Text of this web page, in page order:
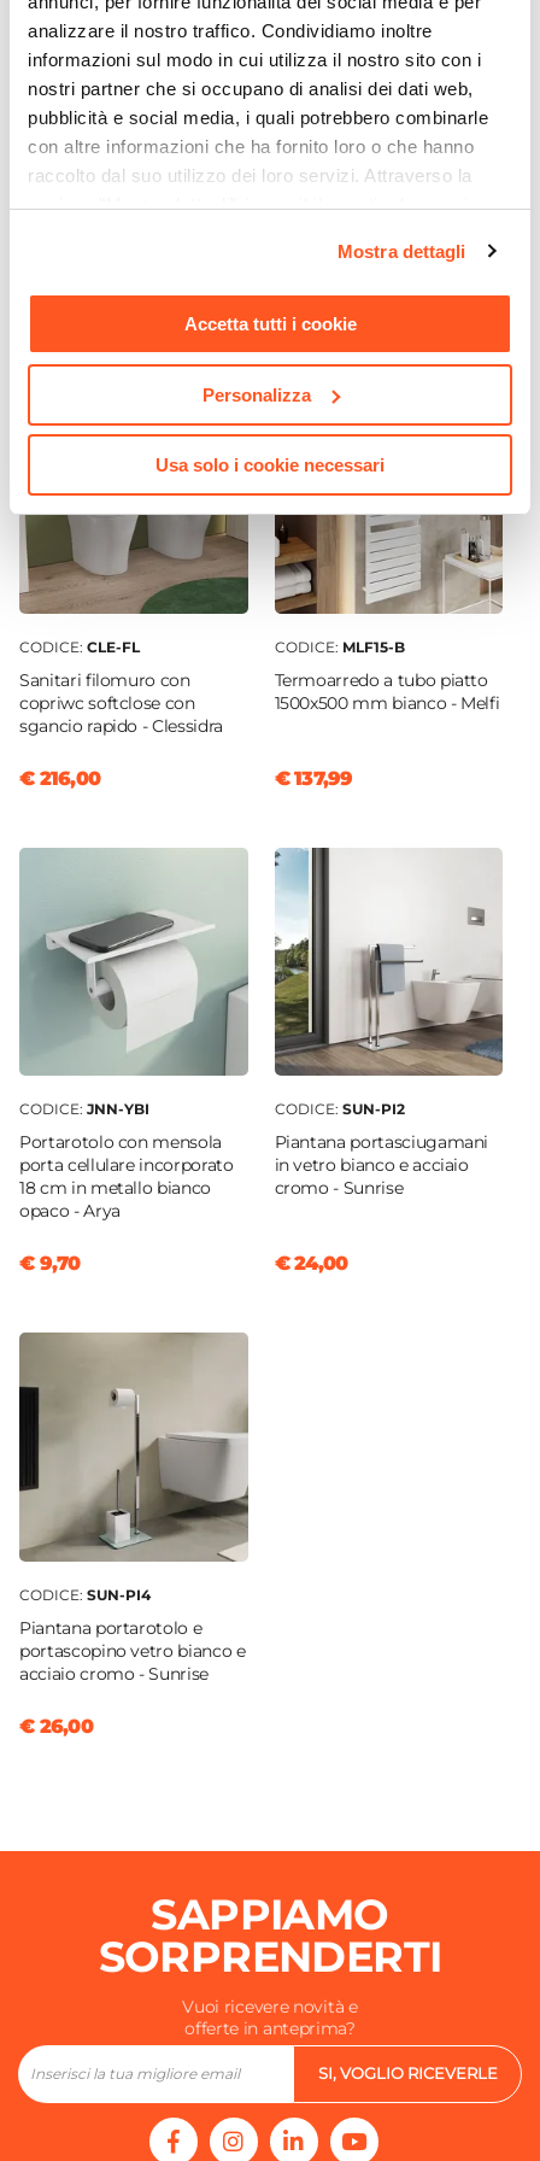
analizzare il nostro traffico. Condividiamo inoltre
informazioni sul modo in cui utilizza il nostro sito con i
nostri partner che si occupano di analisi dei dati web,
pubblicità e social media, i quali potrebbero combinarle
con altre informazioni che ha fornito loro o che hanno
raccolto dal suo utilizzo dei loro servizi. Attraverso la
sezione "Mostra dettagli" è possibile gestire le proprie
momento. Per maggiori informazioni si invita a leggere la
nostraCookie Policy.
Mostra dettagli
Accetta tutti i cookie
Personalizza
Usa solo i cookie necessari
CODICE:CO7602
Sgabello richiudibile Gedy
CODICE:ADMT
Colonna doccia completa di
deviatore saliscendi
squadrato acciaio
€ 132,00
CODICE: CLE-FL
Sanitari filomuro con
copriwc softclose con
sgancio rapido - Clessidra
€ 216,00
CODICE: MLF15-B
Termoarredo a tubo piatto
1500x500 mm bianco - Melfi
€ 137,99
CODICE: JNN-YBI
Portarotolo con mensola
porta cellulare incorporato
18 cm in metallo bianco
opaco - Arya
€ 9,70
CODICE: SUN-PI2
Piantana portasciugamani
in vetro bianco e acciaio
cromo - Sunrise
€ 24,00
CODICE: SUN-PI4
Piantana portarotolo e
portascopino vetro bianco e
acciaio cromo - Sunrise
€ 26,00
SAPPIAMO
SORPRENDERTI
Vuoi ricevere novità e
offerte in anteprima?
SI, VOGLIO RICEVERLE